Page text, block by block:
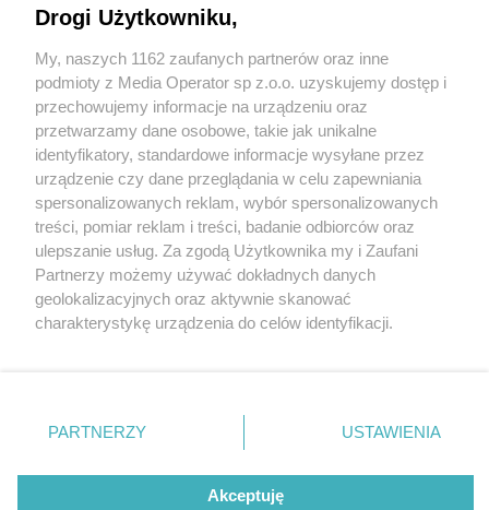
1 / 0
Wydawca mediów lokalnych
Nie zapomnij
zapoznać się z:
polityką prywatności regulamin korzystania z portali
Twojemiasto
Piekary Śląskie
Chorzów
Tarnowskie Góry
Gliwice
Skontakuj sięz nami
Kontakt
Wydawca
Redakcja
Drogi Użytkowniku,
My, naszych 1162 zaufanych partnerów oraz inne
podmioty z Media Operator sp z.o.o. uzyskujemy dostęp i
przechowujemy informacje na urządzeniu oraz
przetwarzamy dane osobowe, takie jak unikalne
identyfikatory, standardowe informacje wysyłane przez
urządzenie czy dane przeglądania w celu zapewniania
spersonalizowanych reklam, wybór spersonalizowanych
treści, pomiar reklam i treści, badanie odbiorców oraz
ulepszanie usług. Za zgodą Użytkownika my i Zaufani
Partnerzy możemy używać dokładnych danych
geolokalizacyjnych oraz aktywnie skanować
charakterystykę urządzenia do celów identyfikacji.
zmienić/wycofać klikając przycisk ustawień prywatności
znajdujący się w lewym dolnym rogu strony
rodzaje przetwarzania danych nie wymagają zgody
użytkownika, ale masz prawo sprzeciwić się takiemu
PARTNERZY USTAWIENIA
Akceptuję